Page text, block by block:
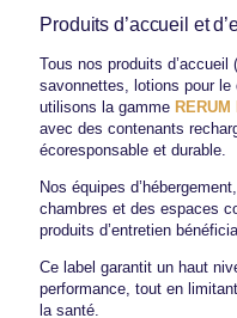
Produits d’accueil et
Tous nos produits d’accueil
savonnettes, lotions pour
utilisons la gamme
avec des contenants
écoresponsable et durable.
Nos équipes
chambres et des espaces
produits d’entretien
Ce label garantit un haut
performance, tout en
la santé.